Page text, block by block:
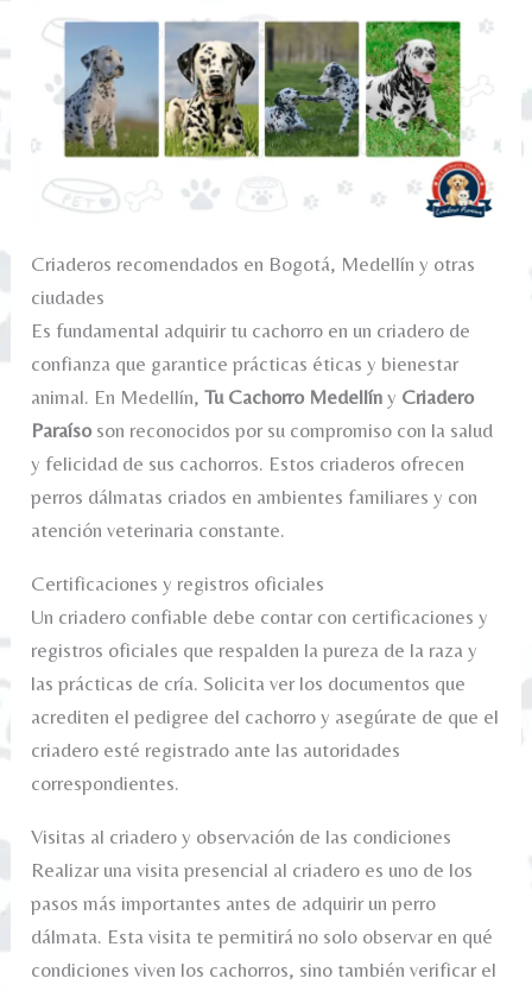
Criaderos recomendados en Bogotá, Medellín y otras
ciudades
Es fundamental adquirir tu cachorro en un criadero de
confianza que garantice prácticas éticas y bienestar
animal. En Medellín,Tu Cachorro Medellín y Criadero
Paraísoson reconocidos por su compromiso con la salud
y felicidad de sus cachorros. Estos criaderos ofrecen
perros dálmatas criados en ambientes familiares y con
atención veterinaria constante.
Certificaciones y registros oficiales
Un criadero confiable debe contar con certificaciones y
registros oficiales que respalden la pureza de la raza y
las prácticas de cría. Solicita ver los documentos que
acrediten el pedigree del cachorro y asegúrate de que el
criadero esté registrado ante las autoridades
correspondientes.
Visitas al criadero y observación de las condiciones
Realizar una visita presencial al criadero es uno de los
pasos más importantes antes de adquirir un perro
dálmata. Esta visita te permitirá no solo observar en qué
condiciones viven los cachorros, sino también verificar el